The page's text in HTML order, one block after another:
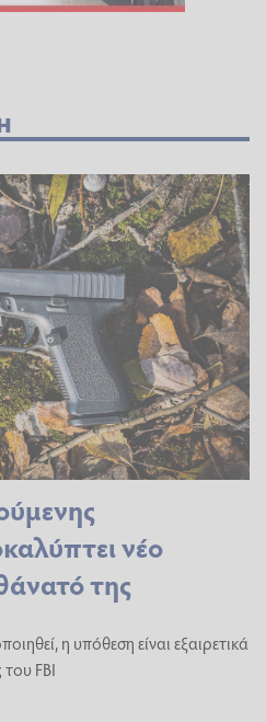
νέο
της
η υπόθεση είναι εξαιρετικά
FBI